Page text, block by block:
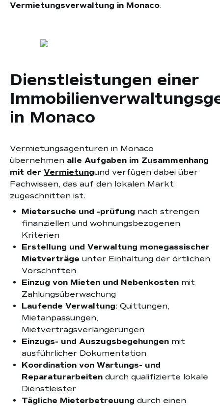
Vermietungsverwaltung in Monaco.
Dienstleistungen einer
in Monaco
Vermietungsagenturen in Monaco
übernehmen alle Aufgaben im Zusammenhang
mit der Vermietungund verfügen dabei über
Fachwissen, das auf den lokalen Markt
zugeschnitten ist.
Mietersuche und -prüfung nach strengen
finanziellen und wohnungsbezogenen
Kriterien
Erstellung und Verwaltung monegassischer
Mietverträge unter Einhaltung der örtlichen
Vorschriften
Einzug von Mieten und Nebenkosten mit
Zahlungsüberwachung
Laufende Verwaltung: Quittungen,
Mietanpassungen,
Mietvertragsverlängerungen
Einzugs- und Auszugsbegehungen mit
ausführlicher Dokumentation
Koordination von Wartungs- und
Reparaturarbeiten durch qualifizierte lokale
Dienstleister
Tägliche Mieterbetreuung durch einen